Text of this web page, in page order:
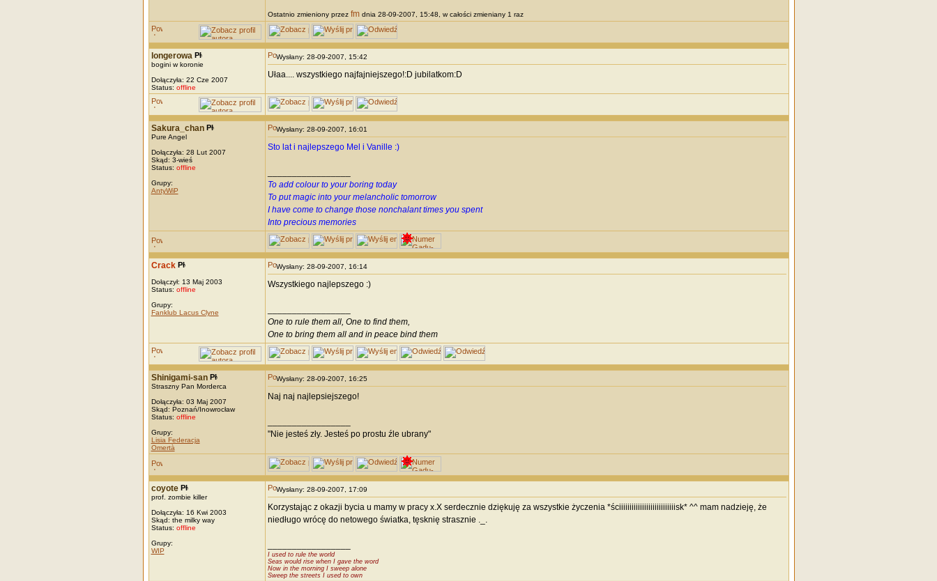
Ostatnio zmieniony przez fmdnia 28-09-2007, 15:48, w całości zmieniany 1 raz
longerowa
bogini w koronie
Dołączyła: 22 Cze 2007
Status: offline
Wysłany: 28-09-2007, 15:42
Ułaa.... wszystkiego najfajniejszego!:D jubilatkom:D
Sakura_chan
Pure Angel
Dołączyła: 28 Lut 2007
Skąd: 3-wieś
Status: offline
Grupy:
AntyWiP
Wysłany: 28-09-2007, 16:01
Sto lat i najlepszego Mel i Vanille :)
To add colour to your boring today
To put magic into your melancholic tomorrow
I have come to change those nonchalant times you spent
Into precious memories
Crack
Dołączył: 13 Maj 2003
Status: offline
Grupy:
Fanklub Lacus Clyne
Wysłany: 28-09-2007, 16:14
Wszystkiego najlepszego :)
One to rule them all, One to find them,
One to bring them all and in peace bind them
Shinigami-san
Straszny Pan Morderca
Dołączyła: 03 Maj 2007
Skąd: Poznań/Inowrocław
Status: offline
Grupy:
Lisia Federacja
Omertà
Wysłany: 28-09-2007, 16:25
Naj naj najlepsiejszego!
"Nie jesteś zły. Jesteś po prostu źle ubrany"
coyote
prof. zombie killer
Dołączyła: 16 Kwi 2003
Skąd: the milky way
Status: offline
Grupy:
WIP
Wysłany: 28-09-2007, 17:09
Korzystając z okazji bycia u mamy w pracy x.X serdecznie dziękuję za wszystkie życzenia *ściiiiiiiiiiiiiiiiiiiiiiiiiiisk* ^^ mam nadzieję, że
niedługo wrócę do netowego światka, tęsknię strasznie ._.
I used to rule the world
Seas would rise when I gave the word
Now in the morning I sweep alone
Sweep the streets I used to own